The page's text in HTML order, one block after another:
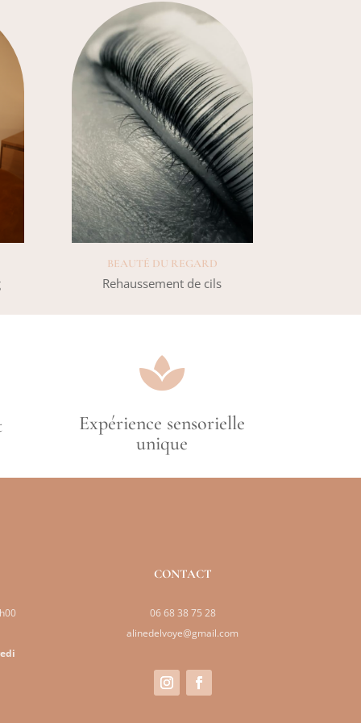
BEAUTÉ DU REGARD
Rehaussement de cils

Expérience sensorielle
unique
CONTACT
06 68 38 75 28
alinedelvoye@gmail.com